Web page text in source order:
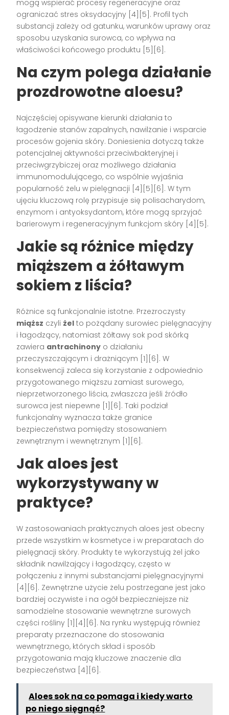
mogą wspierać procesy regeneracyjne oraz
ograniczać stres oksydacyjny [4][5]. Profil tych
substancji zależy od gatunku, warunków uprawy oraz
sposobu uzyskania surowca, co wpływa na
właściwości końcowego produktu [5][6].
Na czym polega działanie
prozdrowotne aloesu?
Najczęściej opisywane kierunki działania to
łagodzenie stanów zapalnych, nawilżanie i wsparcie
procesów gojenia skóry. Doniesienia dotyczą także
potencjalnej aktywności przeciwbakteryjnej i
przeciwgrzybiczej oraz możliwego działania
immunomodulującego, co wspólnie wyjaśnia
popularność żelu w pielęgnacji [4][5][6]. W tym
ujęciu kluczową rolę przypisuje się polisacharydom,
enzymom i antyoksydantom, które mogą sprzyjać
barierowym i regeneracyjnym funkcjom skóry [4][5].
Jakie są różnice między
miąższem a żółtawym
sokiem z liścia?
Różnice są funkcjonalnie istotne. Przezroczysty
miąższ czyli żel to pożądany surowiec pielęgnacyjny
i łagodzący, natomiast żółtawy sok pod skórką
zawiera antrachinony o działaniu
przeczyszczającym i drażniącym [1][6]. W
konsekwencji zaleca się korzystanie z odpowiednio
przygotowanego miąższu zamiast surowego,
nieprzetworzonego liścia, zwłaszcza jeśli źródło
surowca jest niepewne [1][6]. Taki podział
funkcjonalny wyznacza także granice
bezpieczeństwa pomiędzy stosowaniem
zewnętrznym i wewnętrznym [1][6].
Jak aloes jest
wykorzystywany w
praktyce?
W zastosowaniach praktycznych aloes jest obecny
przede wszystkim w kosmetyce i w preparatach do
pielęgnacji skóry. Produkty te wykorzystują żel jako
składnik nawilżający i łagodzący, często w
połączeniu z innymi substancjami pielęgnacyjnymi
[4][6]. Zewnętrzne użycie żelu postrzegane jest jako
bardziej oczywiste i na ogół bezpieczniejsze niż
samodzielne stosowanie wewnętrzne surowych
części rośliny [1][4][6]. Na rynku występują również
preparaty przeznaczone do stosowania
wewnętrznego, których skład i sposób
przygotowania mają kluczowe znaczenie dla
bezpieczeństwa [4][6].
Aloes sok na co pomaga i kiedy warto
po niego sięgnąć?